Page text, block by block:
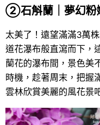
②石斛蘭｜夢幻粉
太美了！遠望滿滿3萬
道花瀑布般直瀉而下，
蘭花的瀑布間，景色美
時機，趁著周末，把握
雲林欣賞美麗的風花景